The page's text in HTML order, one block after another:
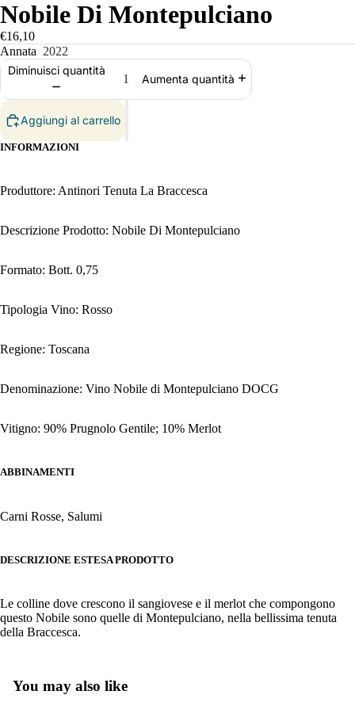
Nobile Di Montepulciano
€16,10
Annata 2022
Diminuisci quantità
Aumenta quantità
Aggiungi al carrello
INFORMAZIONI
Produttore: Antinori Tenuta La Braccesca
Descrizione Prodotto: Nobile Di Montepulciano
Formato: Bott. 0,75
Tipologia Vino: Rosso
Regione: Toscana
Denominazione: Vino Nobile di Montepulciano DOCG
Vitigno: 90% Prugnolo Gentile; 10% Merlot
ABBINAMENTI
Carni Rosse, Salumi
DESCRIZIONE ESTESA PRODOTTO
Le colline dove crescono il sangiovese e il merlot che compongono
questo Nobile sono quelle di Montepulciano, nella bellissima tenuta
della Braccesca.
You may also like